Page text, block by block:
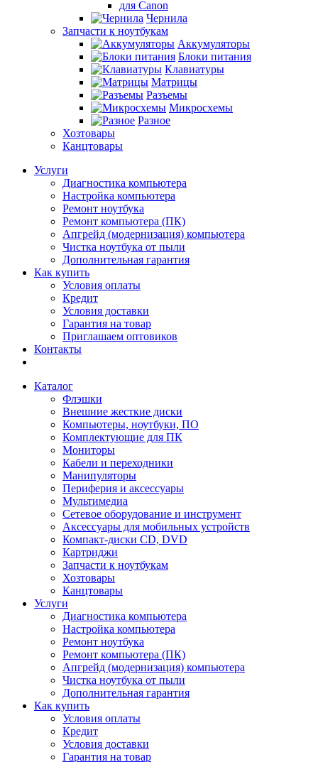
для Canon
Чернила
Запчасти к ноутбукам
Аккумуляторы
Блоки питания
Клавиатуры
Матрицы
Разъемы
Микросхемы
Разное
Хозтовары
Канцтовары
Услуги
Диагностика компьютера
Настройка компьютера
Ремонт ноутбука
Ремонт компьютера (ПК)
Апгрейд (модернизация) компьютера
Чистка ноутбука от пыли
Дополнительная гарантия
Как купить
Условия оплаты
Кредит
Условия доставки
Гарантия на товар
Приглашаем оптовиков
Контакты
Каталог
Флэшки
Внешние жесткие диски
Компьютеры, ноутбуки, ПО
Комплектующие для ПК
Мониторы
Кабели и переходники
Манипуляторы
Периферия и аксессуары
Мультимедиа
Сетевое оборудование и инструмент
Аксессуары для мобильных устройств
Компакт-диски CD, DVD
Картриджи
Запчасти к ноутбукам
Хозтовары
Канцтовары
Услуги
Диагностика компьютера
Настройка компьютера
Ремонт ноутбука
Ремонт компьютера (ПК)
Апгрейд (модернизация) компьютера
Чистка ноутбука от пыли
Дополнительная гарантия
Как купить
Условия оплаты
Кредит
Условия доставки
Гарантия на товар